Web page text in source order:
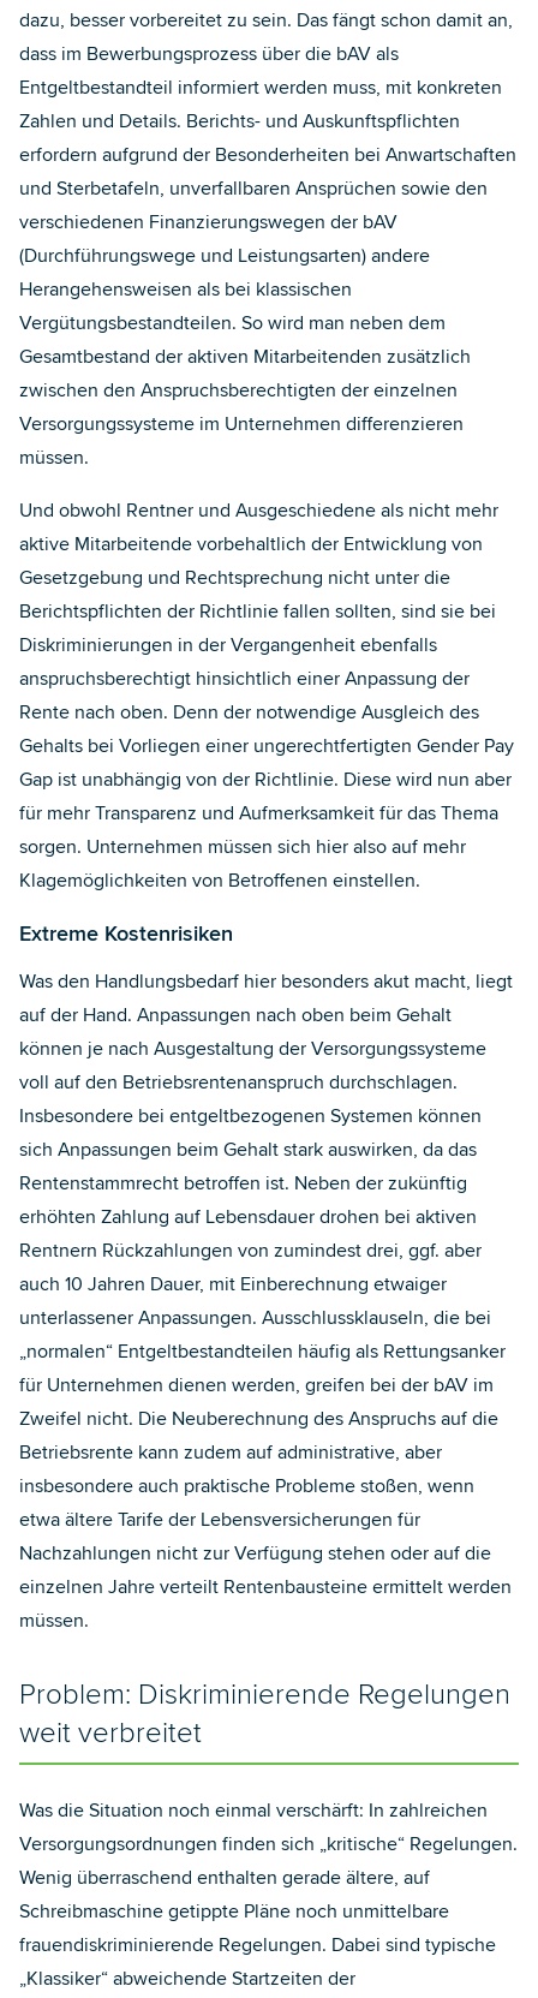
dazu, besser vorbereitet zu sein. Das fängt schon damit an,
dass im Bewerbungsprozess über die bAV als
Entgeltbestandteil informiert werden muss, mit konkreten
Zahlen und Details. Berichts- und Auskunftspflichten
erfordern aufgrund der Besonderheiten bei Anwartschaften
und Sterbetafeln, unverfallbaren Ansprüchen sowie den
verschiedenen Finanzierungswegen der bAV
(Durchführungswege und Leistungsarten) andere
Herangehensweisen als bei klassischen
Vergütungsbestandteilen. So wird man neben dem
Gesamtbestand der aktiven Mitarbeitenden zusätzlich
zwischen den Anspruchsberechtigten der einzelnen
Versorgungssysteme im Unternehmen differenzieren
müssen.
Und obwohl Rentner und Ausgeschiedene als nicht mehr
aktive Mitarbeitende vorbehaltlich der Entwicklung von
Gesetzgebung und Rechtsprechung nicht unter die
Berichtspflichten der Richtlinie fallen sollten, sind sie bei
Diskriminierungen in der Vergangenheit ebenfalls
anspruchsberechtigt hinsichtlich einer Anpassung der
Rente nach oben. Denn der notwendige Ausgleich des
Gehalts bei Vorliegen einer ungerechtfertigten Gender Pay
Gap ist unabhängig von der Richtlinie. Diese wird nun aber
für mehr Transparenz und Aufmerksamkeit für das Thema
sorgen. Unternehmen müssen sich hier also auf mehr
Klagemöglichkeiten von Betroffenen einstellen.
Extreme Kostenrisiken
Was den Handlungsbedarf hier besonders akut macht, liegt
auf der Hand. Anpassungen nach oben beim Gehalt
können je nach Ausgestaltung der Versorgungssysteme
voll auf den Betriebsrentenanspruch durchschlagen.
Insbesondere bei entgeltbezogenen Systemen können
sich Anpassungen beim Gehalt stark auswirken, da das
Rentenstammrecht betroffen ist. Neben der zukünftig
erhöhten Zahlung auf Lebensdauer drohen bei aktiven
Rentnern Rückzahlungen von zumindest drei, ggf. aber
auch 10 Jahren Dauer, mit Einberechnung etwaiger
unterlassener Anpassungen. Ausschlussklauseln, die bei
„normalen“ Entgeltbestandteilen häufig als Rettungsanker
für Unternehmen dienen werden, greifen bei der bAV im
Zweifel nicht. Die Neuberechnung des Anspruchs auf die
Betriebsrente kann zudem auf administrative, aber
insbesondere auch praktische Probleme stoßen, wenn
etwa ältere Tarife der Lebensversicherungen für
Nachzahlungen nicht zur Verfügung stehen oder auf die
einzelnen Jahre verteilt Rentenbausteine ermittelt werden
müssen.
Problem: Diskriminierende Regelungen
weit verbreitet
Was die Situation noch einmal verschärft: In zahlreichen
Versorgungsordnungen finden sich „kritische“ Regelungen.
Wenig überraschend enthalten gerade ältere, auf
Schreibmaschine getippte Pläne noch unmittelbare
frauendiskriminierende Regelungen. Dabei sind typische
„Klassiker“ abweichende Startzeiten der